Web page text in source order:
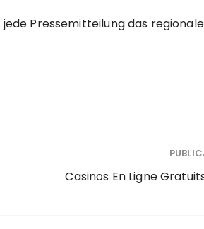
Pressemitteilung das
Casinos En Ligne